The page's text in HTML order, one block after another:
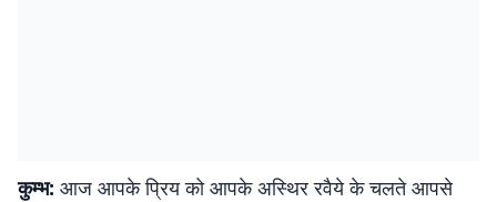
कुम्भ: आज आपके प्रिय को आपके अस्थिर रवैये के चलते आपसे